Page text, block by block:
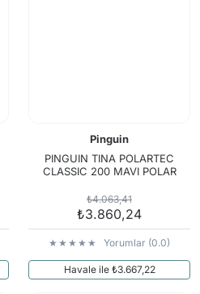
Pinguin
PINGUIN TINA POLARTEC
CLASSIC 200 MAVI POLAR
₺4.063,41
₺3.860,24
Yorumlar (0.0)
Havale ile ₺3.667,22